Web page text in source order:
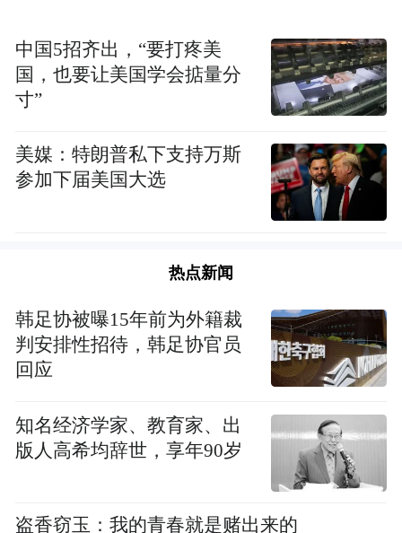
中国5招齐出，“要打疼美
国，也要让美国学会掂量分
寸”
美媒：特朗普私下支持万斯
参加下届美国大选
热点新闻
韩足协被曝15年前为外籍裁
判安排性招待，韩足协官员
回应
知名经济学家、教育家、出
版人高希均辞世，享年90岁
盗香窃玉：我的青春就是赌出来的